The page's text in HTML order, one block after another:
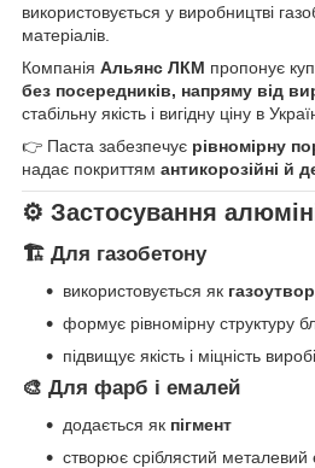
використовується у виробництві
матеріалів.
Компанія Альянс ЛКМ пропонує
без посередників, напряму від
стабільну якість і вигідну ціну в
👉 Паста забезпечує рівномірну
надає покриттям антикорозійні й
⚙️ Застосування
🏗️ Для газобетону
використовується як
формує рівномірну структуру
підвищує якість і міцність
🎨 Для фарб і емалей
додається як пігмент
створює сріблястий металевий